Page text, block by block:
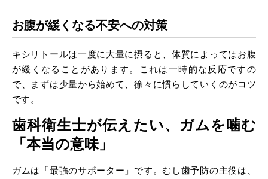
お腹が緩くなる不安への対策
キシリトールは一度に大量に摂ると、体質によってはお腹
が緩くなることがあります。これは一時的な反応ですの
で、まずは少量から始めて、徐々に慣らしていくのがコツ
です。
歯科衛生士が伝えたい、ガムを噛む
「本当の意味」
ガムは「最強のサポーター」です。むし歯予防の主役は、